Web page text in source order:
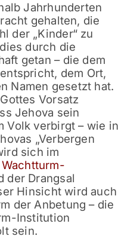
Jahrhunderten
gehalten, die
der „Kinder“ zu
durch die
getan – die dem
dem Ort,
Namen gesetzt hat.
Vorsatz
Jehova sein
Volk verbirgt – wie in
„Verbergen
sich im
der Drangsal
Hinsicht wird auch
der Anbetung – die
Institution
sein.